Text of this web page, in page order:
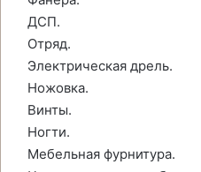
ДСП.
Отряд.
Электрическая дрель.
Ножовка.
Винты.
Ногти.
Мебельная фурнитура.